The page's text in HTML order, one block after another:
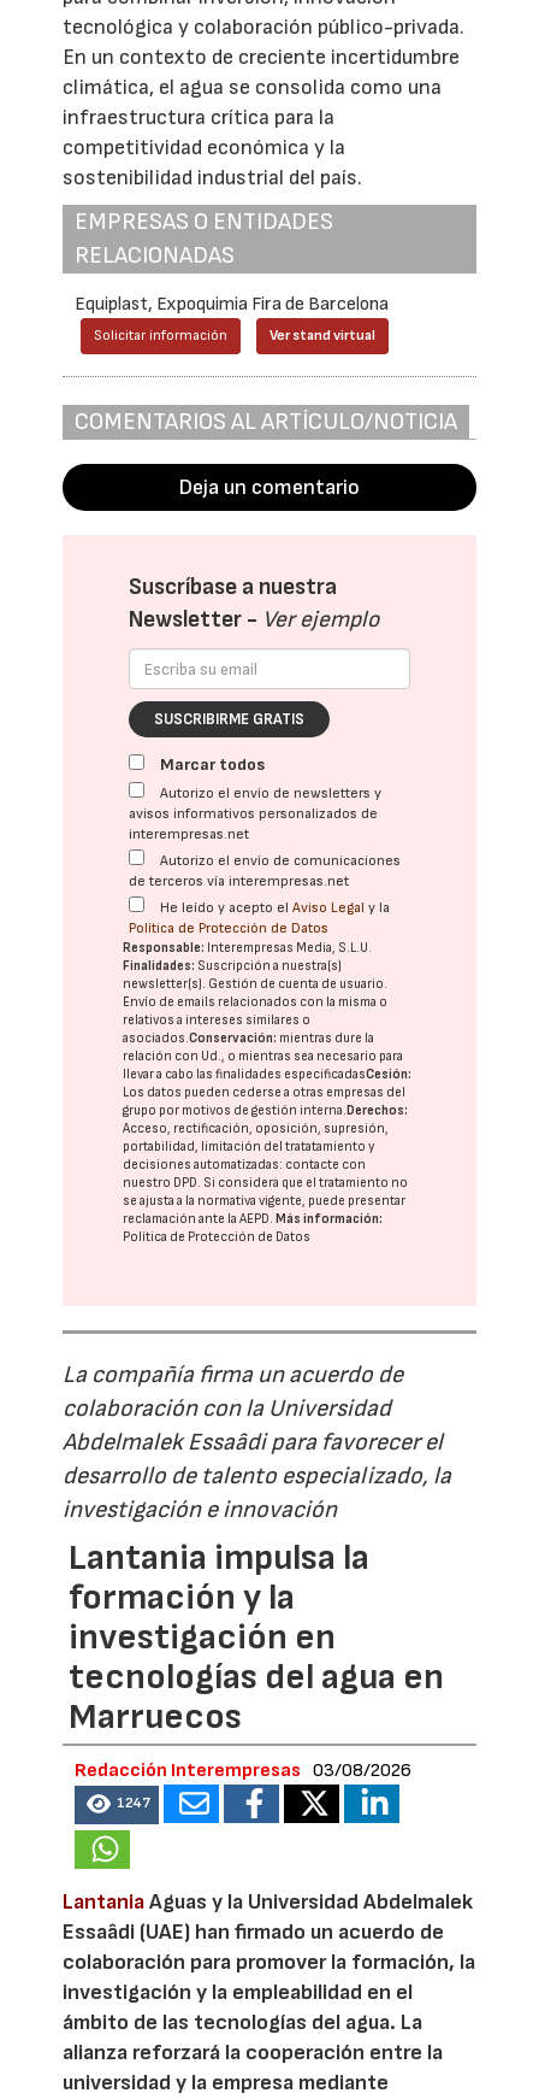
tecnológica y colaboración público-privada.
En un contexto de creciente incertidumbre
climática, el agua se consolida como una
infraestructura crítica para la
competitividad económica y la
sostenibilidad industrial del país.
EMPRESAS O ENTIDADES
RELACIONADAS
Equiplast, Expoquimia Fira de Barcelona
Solicitar información Ver stand virtual
COMENTARIOS AL ARTÍCULO/NOTICIA
Deja un comentario
Suscríbase a nuestra
Newsletter - Ver ejemplo
SUSCRIBIRME GRATIS
Marcar todos
Autorizo el envío de newsletters y
avisos informativos personalizados de
interempresas.net
Autorizo el envío de comunicaciones
de terceros vía interempresas.net
He leído y acepto elAviso Legal y la
Política de Protección de Datos
Responsable: Interempresas Media, S.L.U.
Finalidades: Suscripción a nuestra(s)
newsletter(s). Gestión de cuenta de usuario.
Envío de emails relacionados con la misma o
relativos a intereses similares o
asociados.Conservación: mientras dure la
relación con Ud., o mientras sea necesario para
llevar a cabo las finalidades especificadasCesión:
Los datos pueden cederse a otras empresas del
grupo por motivos de gestión interna.Derechos:
Acceso, rectificación, oposición, supresión,
portabilidad, limitación del tratatamiento y
decisiones automatizadas: contacte con
nuestro DPD. Si considera que el tratamiento no
se ajusta a la normativa vigente, puede presentar
reclamación ante laAEPD.Más información:
Política de Protección de Datos
La compañía firma un acuerdo de
colaboración con la Universidad
Abdelmalek Essaâdi para favorecer el
desarrollo de talento especializado, la
investigación e innovación
Lantania impulsa la
formación y la
investigación en
tecnologías del agua en
Marruecos
Redacción Interempresas 03/08/2026
1247
LantaniaAguas y la Universidad Abdelmalek
Essaâdi (UAE) han firmado un acuerdo de
colaboración para promover la formación, la
investigación y la empleabilidad en el
ámbito de las tecnologías del agua. La
alianza reforzará la cooperación entre la
universidad y la empresa mediante